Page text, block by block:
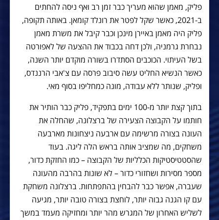
פליק, מאמן שהוא מעריך כבר זמן רב ואף ניסה להחתים
ב-2021, כאשר שקל לפטר את רונלד קומאן. באותה תקופה,
פליק היה מאמן באיירן מינכן וכבר קיבל את משרת מאמן
נבחרת גרמניה, ולכן דחה בכבוד את ההצעה של לאפורטה
בשל העיתוי. הכוכבים הסתדרו בשורה מוקדם יותר השנה,
כאשר הנשיא החליט עשה סיבוב פרסה עם צ'אבי הרננדס,
ופליק, שנותר ללא עבודה, מונה כמחליפו בסוף מאי.
בתוך קצת יותר מ-100 ימים בתפקיד, פליק כבר הותיר את
חותמו על הקבוצה הצעירה של ברצלונה, שהחלה את
העונה בצורה מרשימה עם ארבעה ניצחונות מארבעה
משחקים, מה שמציב אותה בראש הלה ליגה. בעוד
שהסטטיסטיקות הכלליות של הקבוצה – כמו החזקת כדור,
מספר מסירות ושחזורי כדור – לא שונות בהרבה מהעונה
שעברה, אפשר כבר להבחין בהתפתחות. ברצלונה משחקת
עם קו הגנה גבוה יותר, לוחצת בצורה טובה יותר, מגיעה
לשליש האחרון של המגרש מהר יותר ומחזיקה מעמד במשך